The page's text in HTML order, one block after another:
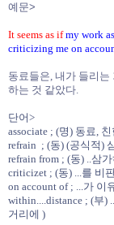
예문>
It seems as ifmy work
criticizing me on
동료들은, 내가 들리
하는 것 같았다.
단어>
associate ; (명) 동료,
refrain ; (동) (공식적)
refrain from ; (동) ..삼
criticizet ; (동) ...를 비
on account of ; ...가 이
within....distance ; (부)
거리에 )